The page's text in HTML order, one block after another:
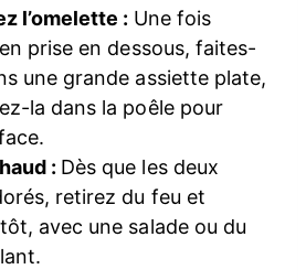
l’omelette : Une fois
prise en dessous, faites-
une grande assiette plate,
la dans la poêle pour
: Dès que les deux
retirez du feu et
avec une salade ou du